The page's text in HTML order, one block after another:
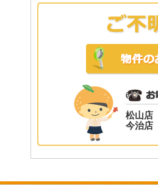
松山店
今治店